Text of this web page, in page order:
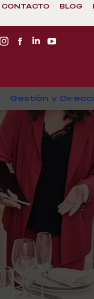
CONTACTO BLOG
Gestión y